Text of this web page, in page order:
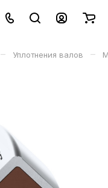
– Уплотнения валов –